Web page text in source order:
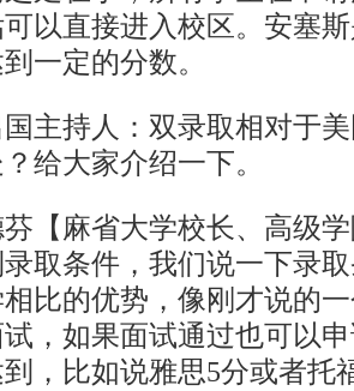
以直接进入校区。安塞
一定的分数。
持人：双录取相对于美
给大家介绍一下。
麻省大学校长、高级学
取条件，我们说一下录
比的优势，像刚才说的
，如果面试通过也可以
，比如说雅思5分或者托